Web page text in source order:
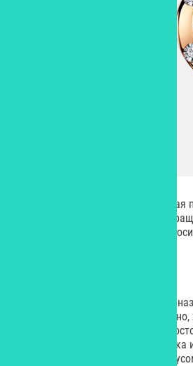
Декольте может украсить
Diamonds от «585 Золотой» с
искусстве, который бережно
Изысканный образ, который мы
всем. Его акцент – это,
явно вдохновлена уточненной
распространен в культуре
медитативная вышивка